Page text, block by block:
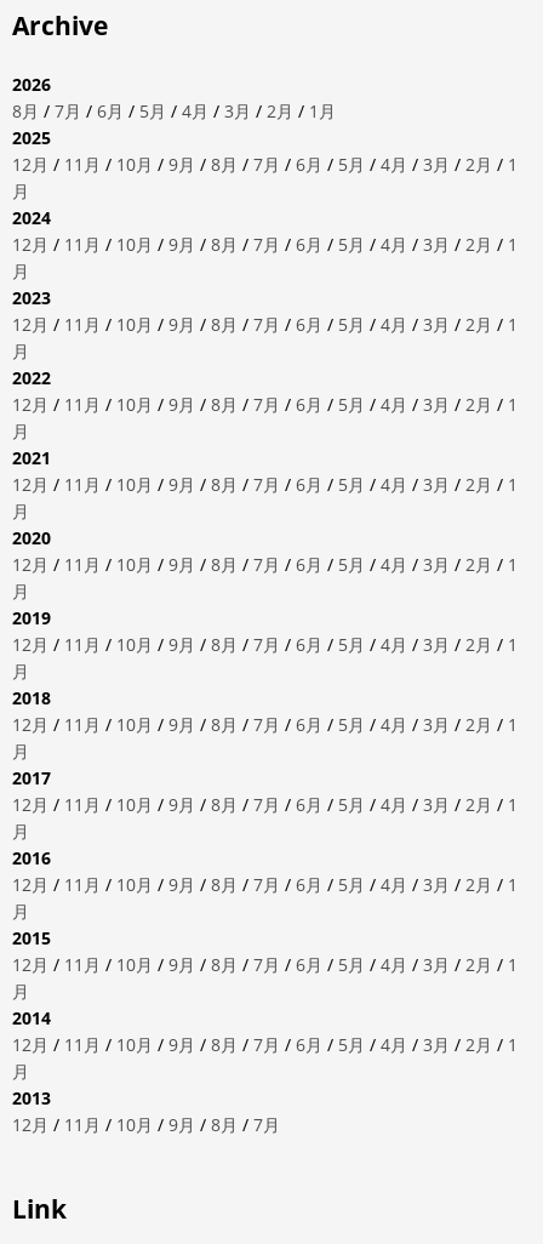
Archive
2026
8月 / 7月 / 6月 / 5月 / 4月 / 3月 / 2月 / 1月
2025
12月 / 11月 / 10月 / 9月 / 8月 / 7月 / 6月 / 5月 / 4月 / 3月 / 2月 / 1
月
2024
12月 / 11月 / 10月 / 9月 / 8月 / 7月 / 6月 / 5月 / 4月 / 3月 / 2月 / 1
月
2023
12月 / 11月 / 10月 / 9月 / 8月 / 7月 / 6月 / 5月 / 4月 / 3月 / 2月 / 1
月
2022
12月 / 11月 / 10月 / 9月 / 8月 / 7月 / 6月 / 5月 / 4月 / 3月 / 2月 / 1
月
2021
12月 / 11月 / 10月 / 9月 / 8月 / 7月 / 6月 / 5月 / 4月 / 3月 / 2月 / 1
月
2020
12月 / 11月 / 10月 / 9月 / 8月 / 7月 / 6月 / 5月 / 4月 / 3月 / 2月 / 1
月
2019
12月 / 11月 / 10月 / 9月 / 8月 / 7月 / 6月 / 5月 / 4月 / 3月 / 2月 / 1
月
2018
12月 / 11月 / 10月 / 9月 / 8月 / 7月 / 6月 / 5月 / 4月 / 3月 / 2月 / 1
月
2017
12月 / 11月 / 10月 / 9月 / 8月 / 7月 / 6月 / 5月 / 4月 / 3月 / 2月 / 1
月
2016
12月 / 11月 / 10月 / 9月 / 8月 / 7月 / 6月 / 5月 / 4月 / 3月 / 2月 / 1
月
2015
12月 / 11月 / 10月 / 9月 / 8月 / 7月 / 6月 / 5月 / 4月 / 3月 / 2月 / 1
月
2014
12月 / 11月 / 10月 / 9月 / 8月 / 7月 / 6月 / 5月 / 4月 / 3月 / 2月 / 1
月
2013
12月 / 11月 / 10月 / 9月 / 8月 / 7月
Link